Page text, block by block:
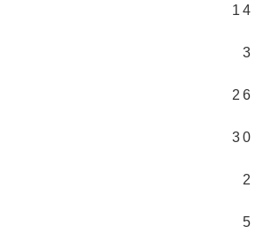
14
3
26
30
2
5